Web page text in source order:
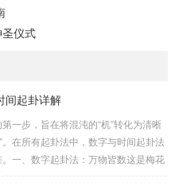
仪式
间起卦详解
一步，旨在将混沌的“机”转化为清晰
”。在所有起卦法中，数字与时间起卦法
一、数字起卦法：万物皆数这是梅花